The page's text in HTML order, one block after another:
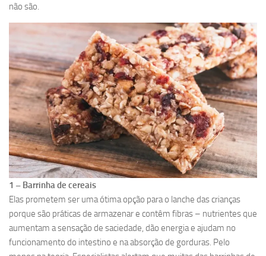
não são.
1 – Barrinha de cereais
Elas prometem ser uma ótima opção para o lanche das crianças
porque são práticas de armazenar e contêm fibras – nutrientes que
aumentam a sensação de saciedade, dão energia e ajudam no
funcionamento do intestino e na absorção de gorduras. Pelo